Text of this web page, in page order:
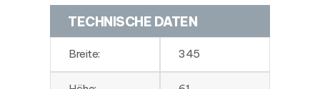
TECHNISCHE DATEN
Breite: 345